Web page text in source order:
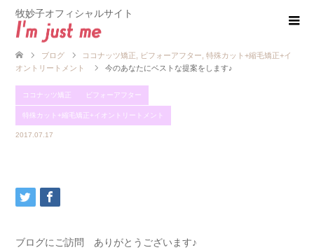
牧妙子オフィシャルサイト
ブログ ココナッツ矯正 ビフォーアフター 特殊カット+縮毛矯正+イ
オントリートメント
今のあなたにベストな提案をします♪
ココナッツ矯正 ビフォーアフター
特殊カット+縮毛矯正+イオントリートメント
2017.07.17
ブログにご訪問 ありがとうございます♪